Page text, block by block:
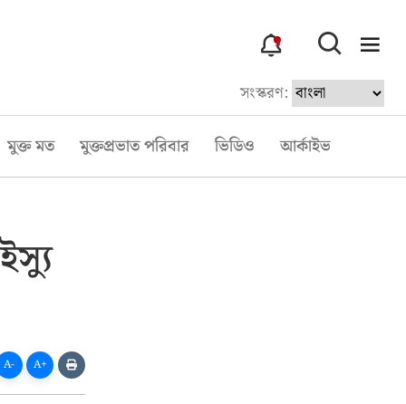
3
সংস্করণ:
মুক্ত মত মুক্তপ্রভাত পরিবার ভিডিও আর্কাইভ
A- A+